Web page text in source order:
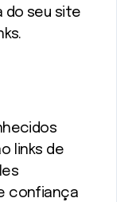
do seu site
links de
confiança